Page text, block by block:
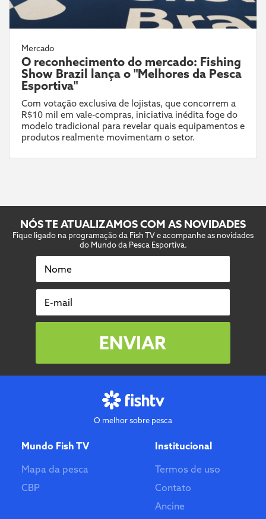
Mercado
O reconhecimento do mercado: Fishing
Show Brazil lança o "Melhores da Pesca
Esportiva"
Com votação exclusiva de lojistas, que concorrem a
R$10 mil em vale-compras, iniciativa inédita foge do
modelo tradicional para revelar quais equipamentos e
produtos realmente movimentam o setor.
NÓS TE ATUALIZAMOS COM AS NOVIDADES
Fique ligado na programação da Fish TV e acompanhe as novidades
do Mundo da Pesca Esportiva.
Nome
E-mail
ENVIAR
O melhor sobre pesca
Mundo Fish TV
Mapa da pesca
CBP
Institucional
Termos de uso
Contato
Ancine